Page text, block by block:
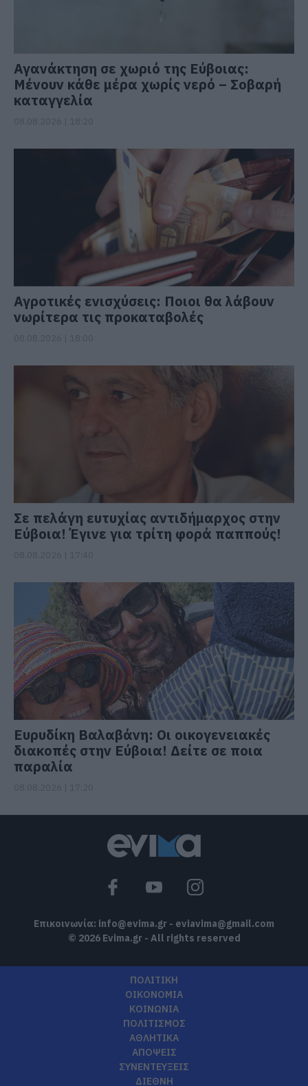
Αγανάκτηση σε χωριό της Εύβοιας:
Μένουν κάθε μέρα χωρίς νερό – Σοβαρή
καταγγελία
Αγροτικές ενισχύσεις: Ποιοι θα λάβουν
νωρίτερα τις προκαταβολές
Σε πελάγη ευτυχίας αντιδήμαρχος στην
Εύβοια! Έγινε για τρίτη φορά παππούς!
Ευρυδίκη Βαλαβάνη: Οι οικογενειακές
διακοπές στην Εύβοια! Δείτε σε ποια
παραλία
Επικοινωνία: info@evima.gr - eviavima@gmail.com
© 2026 Evima.gr - All rights reserved
ΠΟΛΙΤΙΚΗ
ΟΙΚΟΝΟΜΙΑ
ΚΟΙΝΩΝΙΑ
ΠΟΛΙΤΙΣΜΟΣ
ΑΘΛΗΤΙΚΑ
ΑΠΟΨΕΙΣ
ΣΥΝΕΝΤΕΥΞΕΙΣ
ΔΙΕΘΝΗ